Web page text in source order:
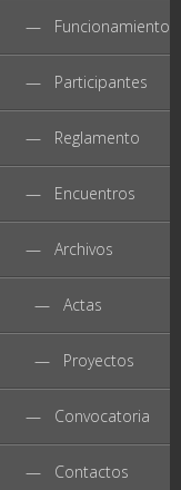
— Funcionamiento
— Participantes
— Reglamento
— Encuentros
— Archivos
— Actas
— Proyectos
— Convocatoria
— Contactos
directivos
de 2011 en
directivos
de 2012 en
directivos